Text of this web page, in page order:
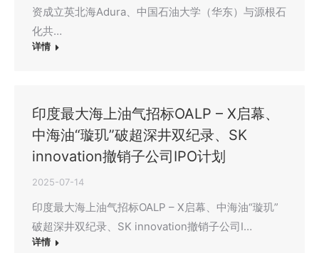
资成立英北海Adura、中国石油大学（华东）与源根石
化共…
详情
印度最大海上油气招标OALP – X启幕、
中海油“璇玑”破超深井双纪录、SK
innovation撤销子公司IPO计划
2025-07-14
印度最大海上油气招标OALP – X启幕、中海油“璇玑”
破超深井双纪录、SK innovation撤销子公司I…
详情